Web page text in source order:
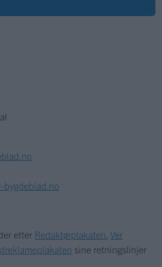
bygdeblad.no
etter Redaktørplakaten ,Ver
sine retningslinjer